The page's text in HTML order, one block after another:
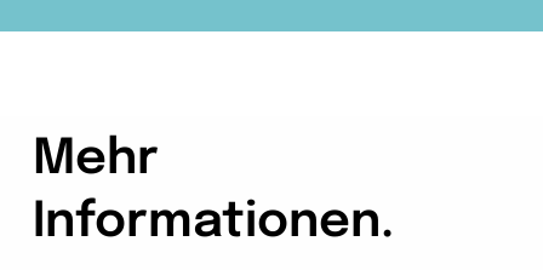
Mehr
Informationen.